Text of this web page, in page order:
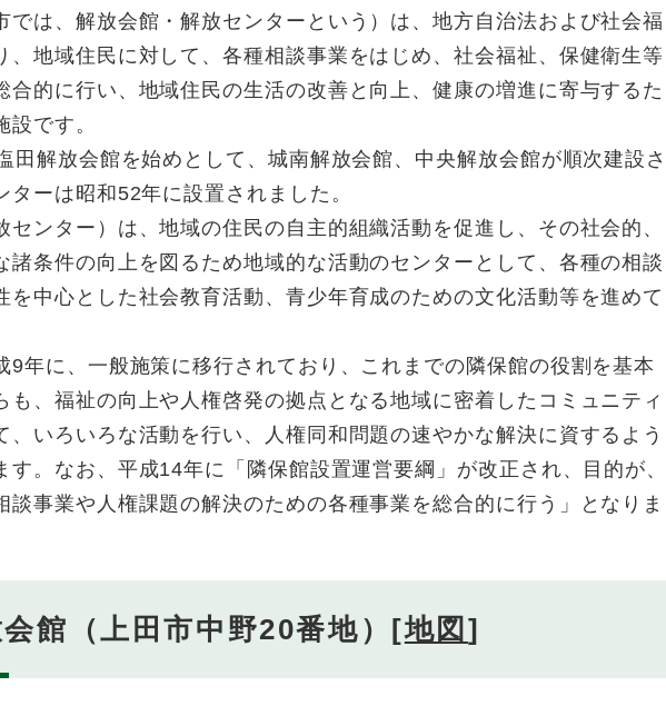
は、解放会館・解放センターという）は、地方自治法および社会福
、地域住民に対して、各種相談事業をはじめ、社会福祉、保健衛生等
合的に行い、地域住民の生活の改善と向上、健康の増進に寄与するた
です。
解放会館を始めとして、城南解放会館、中央解放会館が順次建設さ
ターは昭和52年に設置されました。
ンター）は、地域の住民の自主的組織活動を促進し、その社会的、
諸条件の向上を図るため地域的な活動のセンターとして、各種の相談
を中心とした社会教育活動、青少年育成のための文化活動等を進めて
年に、一般施策に移行されており、これまでの隣保館の役割を基本
も、福祉の向上や人権啓発の拠点となる地域に密着したコミュニティ
、いろいろな活動を行い、人権同和問題の速やかな解決に資するよう
す。なお、平成14年に「隣保館設置運営要綱」が改正され、目的が、
談事業や人権課題の解決のための各種事業を総合的に行う」となりま
館（上田市中野20番地）[地図]